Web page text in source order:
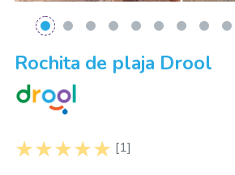
Rochita de plaja Drool
[1]